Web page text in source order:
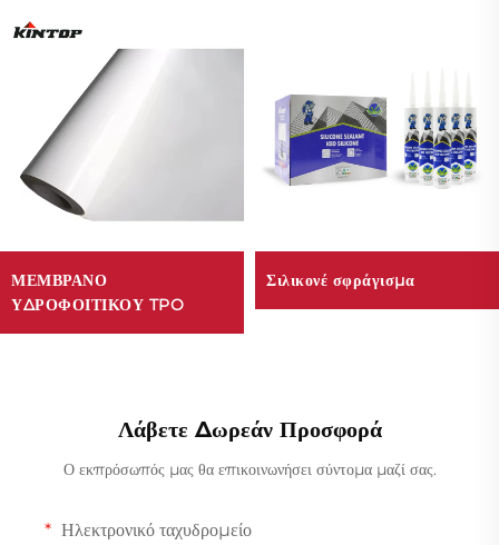
ΜΕΜΒΡΑΝΟ
ΥΔΡΟΦΟΙΤΙΚΟΥ TPO
Σιλικονέ σφράγισμα
Λάβετε Δωρεάν Προσφορά
Ο εκπρόσωπός μας θα επικοινωνήσει σύντομα μαζί σας.
Ηλεκτρονικό ταχυδρομείο